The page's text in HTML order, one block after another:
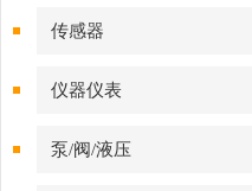
传感器
仪器仪表
泵/阀/液压